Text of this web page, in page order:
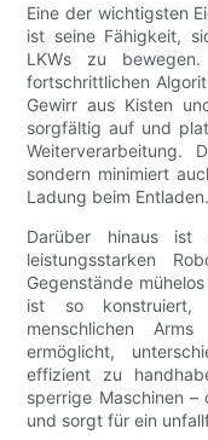
Eine der wichtigsten
ist seine Fähigkeit,
LKWs zu
fortschrittlichen
Gewirr aus Kisten
sorgfältig auf und
Weiterverarbeitung.
sondern minimiert
Ladung beim Entladen.
Darüber hinaus ist
leistungsstarken
Gegenstände
ist so konstruiert,
menschlichen
ermöglicht,
effizient zu
sperrige Maschinen
und sorgt für ein